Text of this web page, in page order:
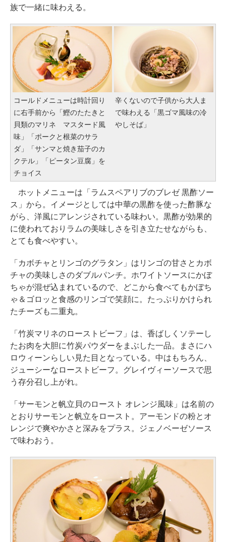
族で一緒に味わえる。
コールドメニューは時計回り
に右手前から「鰹のたたきと
貝類のマリネ マスタード風
味」「ポークと根菜のサラ
ダ」「サンマと焼き茄子のカ
クテル」「ピータン豆腐」を
チョイス
辛くないので子供から大人ま
で味わえる「黒ゴマ風味の冷
やしそば」
ホットメニューは「ラムスペアリブのブレゼ 黒酢ソー
ス」から。イメージとしては中華の黒酢を使った酢豚な
がら、洋風にアレンジされている味わい。黒酢が効果的
に使われておりラムの美味しさを引き立たせながらも、
とても食べやすい。
「カボチャとリンゴのグラタン」はリンゴの甘さとカボ
チャの美味しさのダブルパンチ。ホワイトソースにかぼ
ちゃが混ぜ込まれているので、どこから食べてもかぼち
ゃ＆ゴロッと食感のリンゴで笑顔に。たっぷりかけられ
たチーズも二重丸。
「竹炭マリネのローストビーフ」は、香ばしくソテーし
たお肉を大胆に竹炭パウダーをまぶした一品。まさにハ
ロウィーンらしい見た目となっている。中はもちろん、
ジューシーなローストビーフ。グレイヴィーソースで思
う存分召し上がれ。
「サーモンと帆立貝のロースト オレンジ風味」は名前の
とおりサーモンと帆立をロースト。アーモンドの粉とオ
レンジで爽やかさと深みをプラス。ジェノベーゼソース
で味わおう。